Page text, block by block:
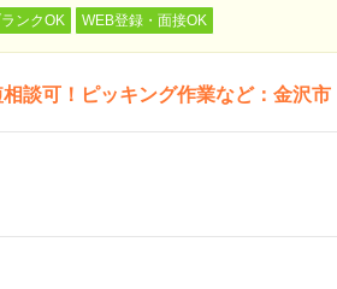
ンクOK WEB登録・面接OK
談可！ピッキング作業など：金沢市